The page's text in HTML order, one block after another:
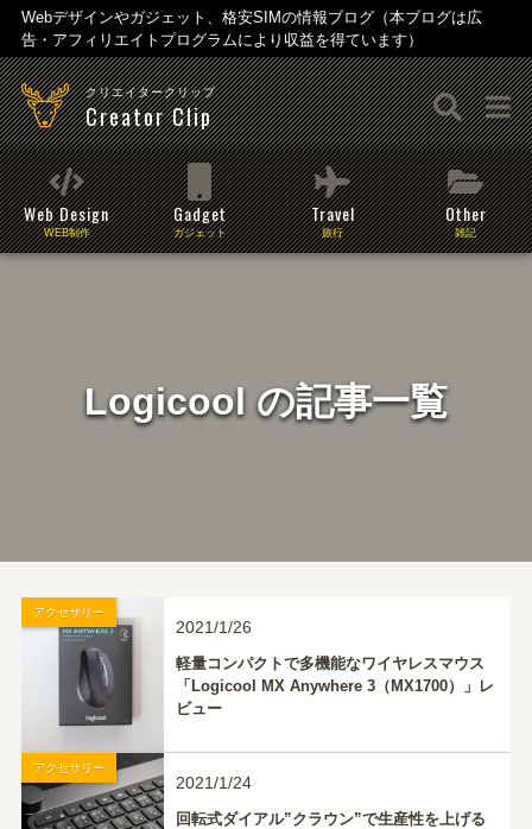
Webデザインやガジェット、格安SIMの情報ブログ（本ブログは広
告・アフィリエイトプログラムにより収益を得ています）
クリエイタークリップ
Creator Clip
Web Design
WEB制作
Gadget
ガジェット
Travel
旅行
Other
雑記
Logicool の記事一覧
アクセサリー
2021/1/26
軽量コンパクトで多機能なワイヤレスマウス
「Logicool MX Anywhere 3（MX1700）」レ
ビュー
アクセサリー
2021/1/24
回転式ダイアル”クラウン”で生産性を上げる